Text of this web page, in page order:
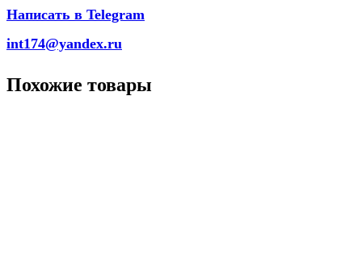
Написать в Telegram
int174@yandex.ru
Похожие товары